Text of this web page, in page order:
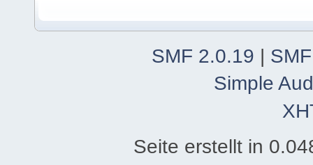
SMF 2.0.19
Simple
Seite erstellt in